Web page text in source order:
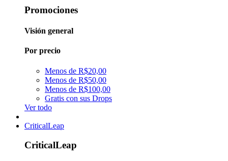
Promociones
Visión general
Por precio
Menos de R$20,00
Menos de R$50,00
Menos de R$100,00
Gratis con sus Drops
Ver todo
CriticalLeap
CriticalLeap